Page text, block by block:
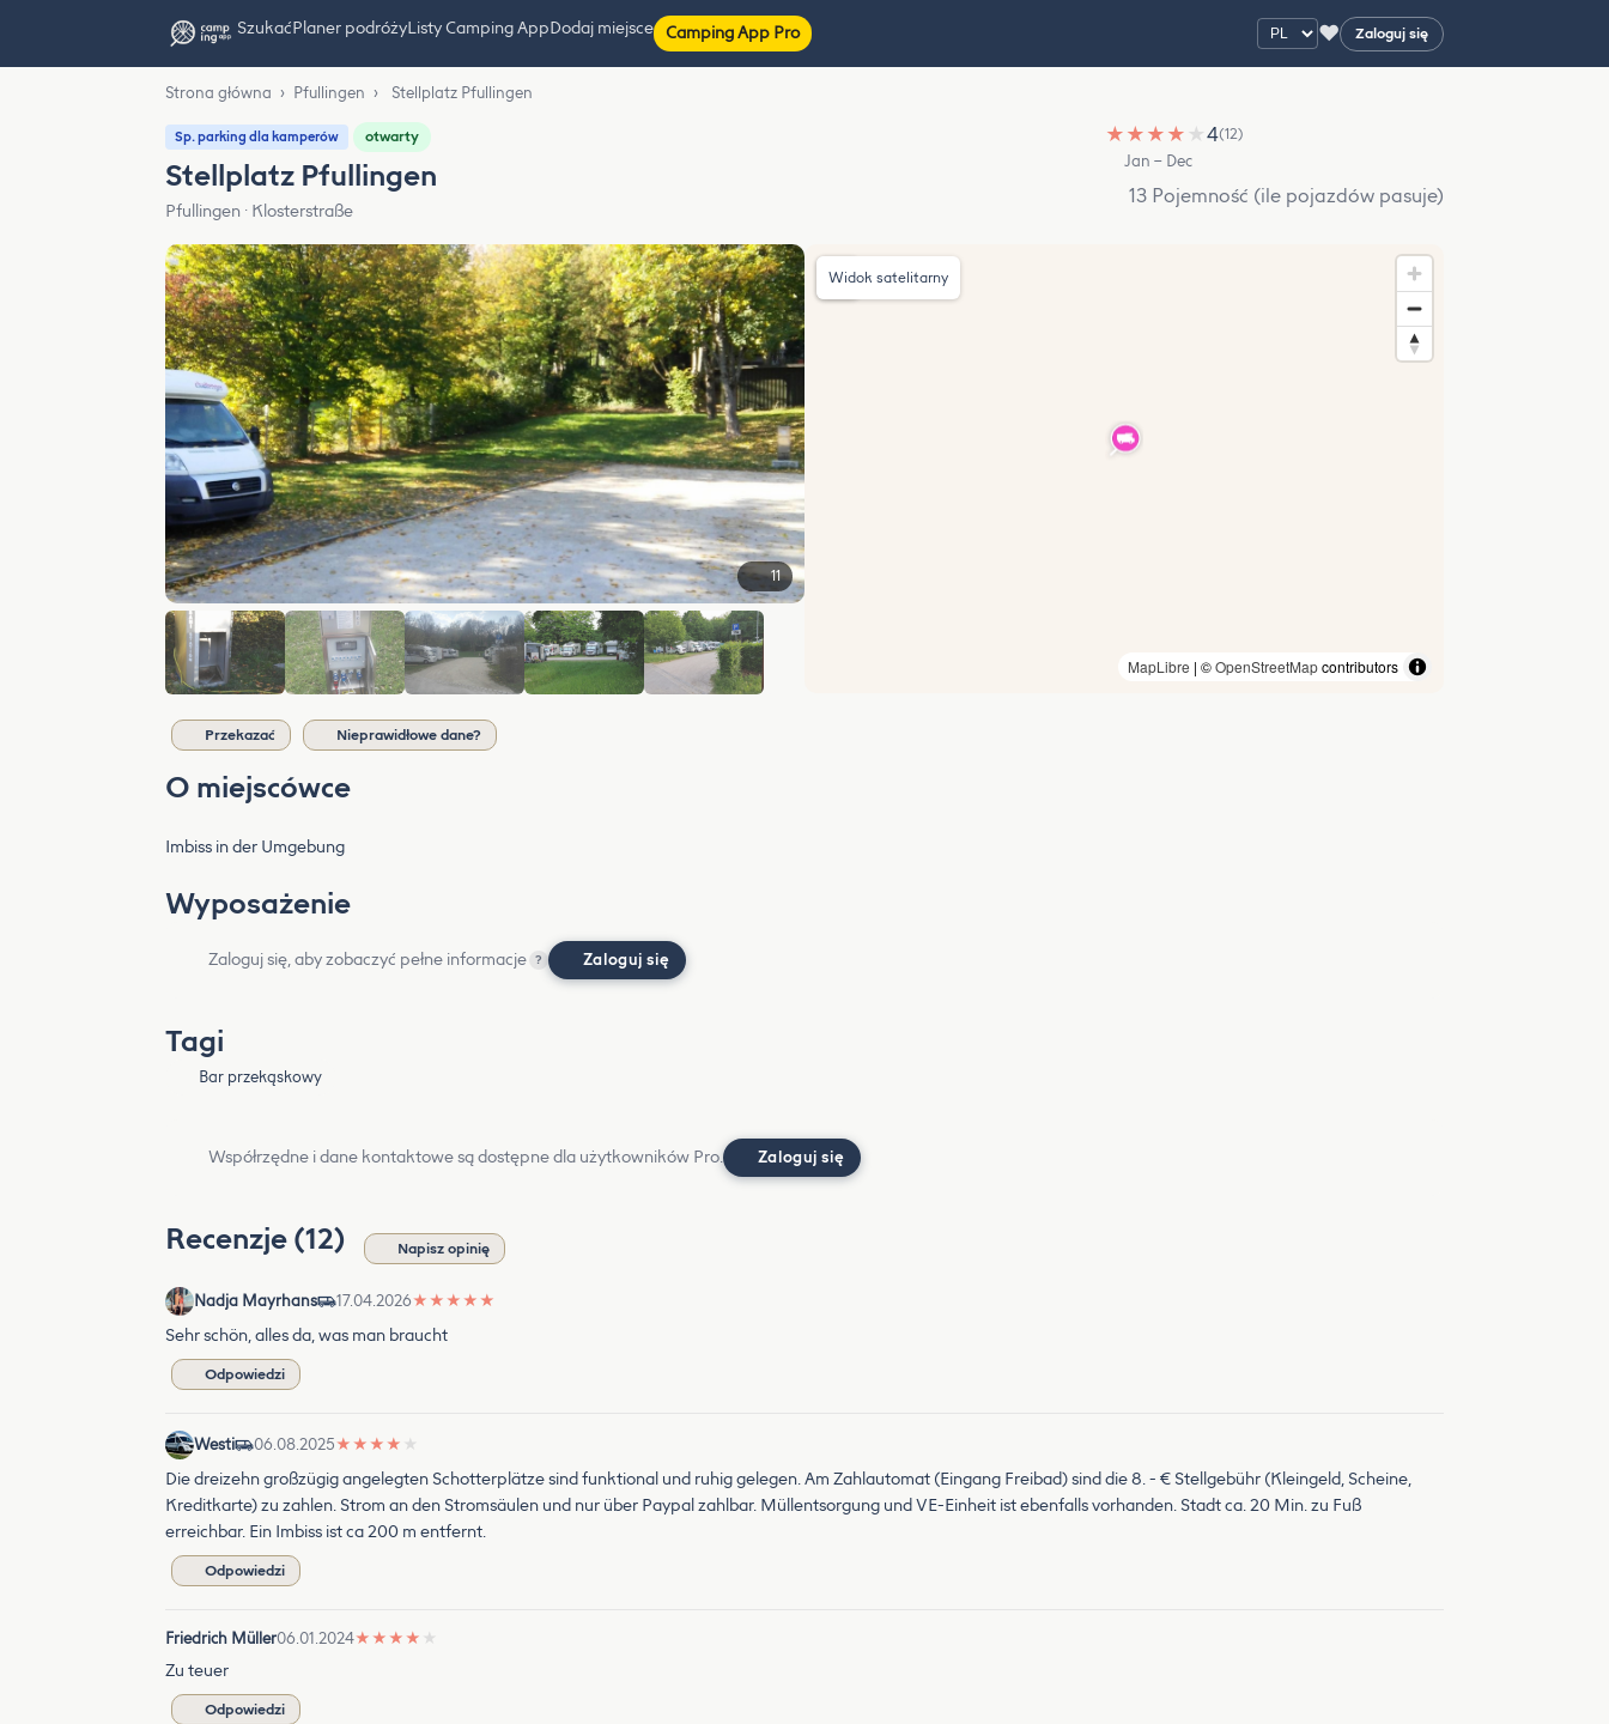
SzukaćPlaner podróżyListy Camping AppDodaj miejsce Camping App Pro ♥ Zaloguj się
Strona główna › Pfullingen › Stellplatz Pfullingen
Sp. parking dla kamperów otwarty
Stellplatz Pfullingen
Pfullingen · Klosterstraße
★ ★ ★ ★ ★4(12)
Jan – Dec
13 Pojemność (ile pojazdów pasuje)
11
MapLibre | ©OpenStreetMapcontributors
Widok satelitarny
Przekazać Nieprawidłowe dane?
O miejscówce
Imbiss in der Umgebung
Wyposażenie
Zaloguj się, aby zobaczyć pełne informacje ? Zaloguj się
Tagi
Bar przekąskowy
Współrzędne i dane kontaktowe są dostępne dla użytkowników Pro. Zaloguj się
Recenzje (12) Napisz opinię
Nadja Mayrhans 17.04.2026★ ★ ★ ★ ★
Sehr schön, alles da, was man braucht
Odpowiedzi
Westi 06.08.2025★ ★ ★ ★ ★
Die dreizehn großzügig angelegten Schotterplätze sind funktional und ruhig gelegen. Am Zahlautomat (Eingang Freibad) sind die 8. - € Stellgebühr (Kleingeld, Scheine,
Kreditkarte) zu zahlen. Strom an den Stromsäulen und nur über Paypal zahlbar. Müllentsorgung und VE-Einheit ist ebenfalls vorhanden. Stadt ca. 20 Min. zu Fuß
erreichbar. Ein Imbiss ist ca 200 m entfernt.
Odpowiedzi
Friedrich Müller06.01.2024★ ★ ★ ★ ★
Zu teuer
Odpowiedzi